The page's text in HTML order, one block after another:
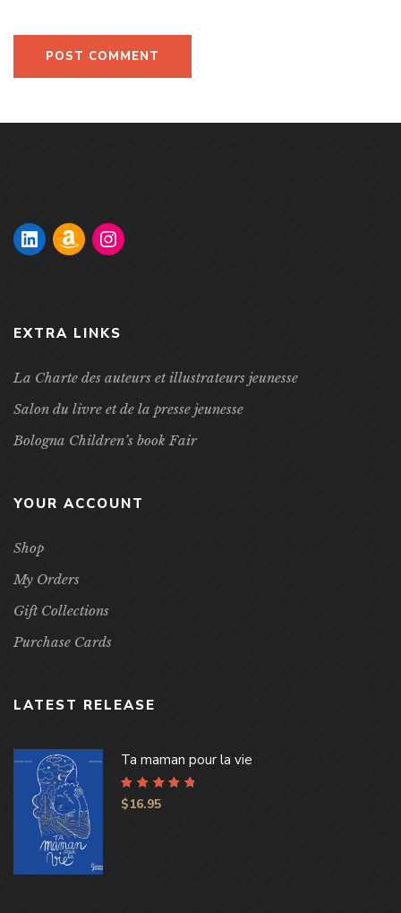
EXTRA LINKS
La Charte des auteurs et illustrateurs jeunesse
Salon du livre et de la presse jeunesse
Bologna Children’s book Fair
YOUR ACCOUNT
Shop
My Orders
Gift Collections
Purchase Cards
LATEST RELEASE
Ta maman pour la vie
Rated 4.96
of 5
$16.95